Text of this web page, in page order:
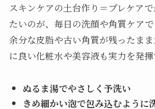
スキンケアの土台作り＝プレケア
たいのが、毎日の洗顔や角質ケアで
余分な皮脂や古い角質が残ったま
に良い化粧水や美容液も実力を発揮
ぬるま湯でやさしく予洗い
きめ細かい泡で包み込むように